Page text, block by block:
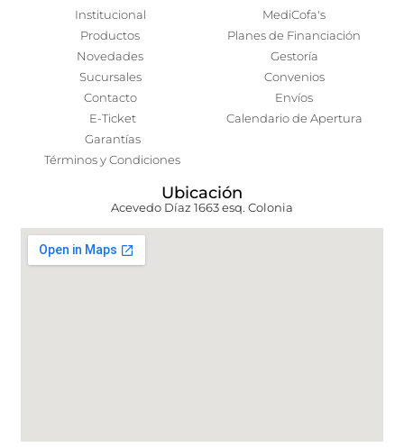
Institucional
Productos
Novedades
Sucursales
Contacto
E-Ticket
Garantías
Términos y Condiciones
MediCofa's
Planes de Financiación
Gestoría
Convenios
Envíos
Calendario de Apertura
Ubicación
Acevedo Díaz 1663 esq. Colonia